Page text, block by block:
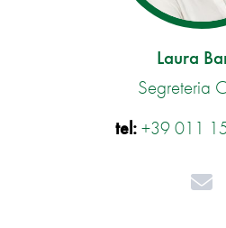
Laura
Segreteria
tel:+39 011
Mail